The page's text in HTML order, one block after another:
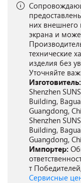
них внешнего
экрана и
технические
изделия без
Уточняйте
Изготовитель:
Shenzhen
Building,
Guangdong,
Shenzhen
Building,
Guangdong,
Импортер:
т
Сервисные